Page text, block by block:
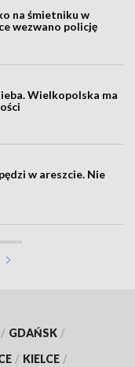
na śmietniku w
wezwano policję
Wielkopolska ma
w areszcie. Nie
/ GDAŃSK /
/ KIELCE /